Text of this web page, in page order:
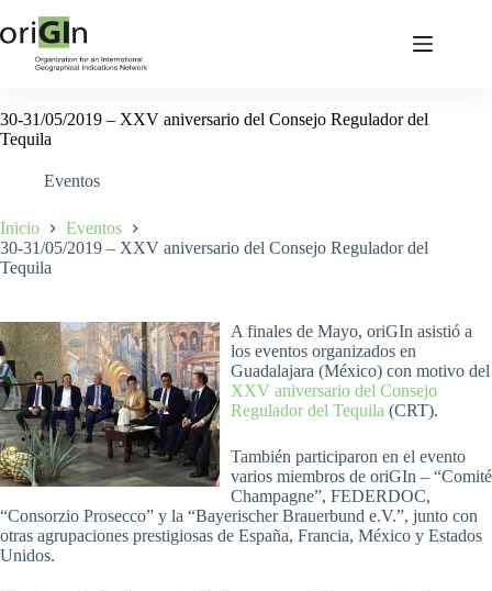
30-31/05/2019 – XXV aniversario del Consejo Regulador del
Tequila
Eventos
Inicio
Eventos
30-31/05/2019 – XXV aniversario del Consejo Regulador del
Tequila
A finales de Mayo, oriGIn asistió a
los eventos organizados en
Guadalajara (México) con motivo del
XXV aniversario del Consejo
Regulador del Tequila (CRT).
También participaron en el evento
varios miembros de oriGIn – “Comité
Champagne”, FEDERDOC,
“Consorzio Prosecco” y la “Bayerischer Brauerbund e.V.”, junto con
otras agrupaciones prestigiosas de España, Francia, México y Estados
Unidos.